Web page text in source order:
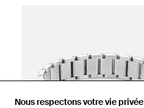
Nous respectons votre vie privée